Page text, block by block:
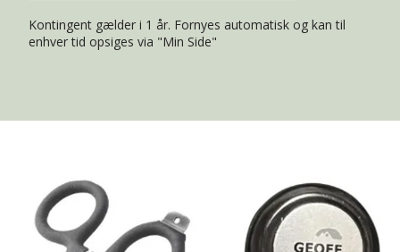
Kontingent gælder i 1 år. Fornyes automatisk og kan til
enhver tid opsiges via "Min Side"